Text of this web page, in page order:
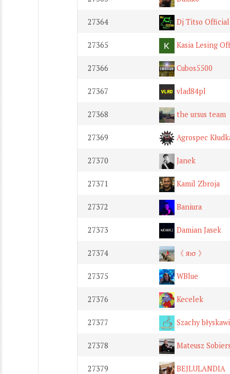
27364 Dj Titso Official
27365 Kasia Lesing
27366 Cubos5500
27367 vlad84pl
27368 the ursus team
27369 Agrospec
27370 Janek
27371 Kamil Zbroja
27372 Baniura
27373 Damian Jasek
27374 《 яισ 》
27375 WBlue
27376 Kecelek
27377 Szachy
27378 Mateusz
27379 BEJLULANDIA